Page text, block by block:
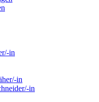
in
in
in